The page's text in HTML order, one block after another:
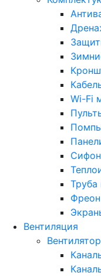
Wi-Fi
Труба
Фреон
Вентиляция